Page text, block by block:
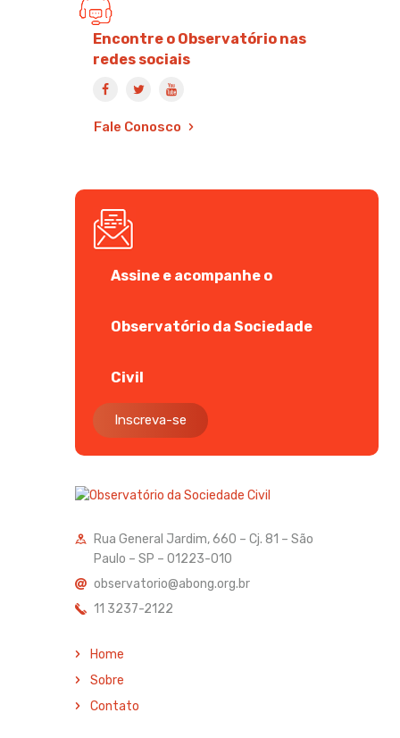
Encontre o Observatório nas
redes sociais
Fale Conosco
Assine e acompanhe o
Observatório da Sociedade
Civil
Inscreva-se
Rua General Jardim, 660 – Cj. 81 – São
Paulo – SP – 01223-010
observatorio@abong.org.br
11 3237-2122
Home
Sobre
Contato